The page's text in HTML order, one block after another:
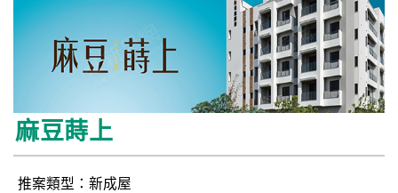
麻豆蒔上
推案類型：新成屋